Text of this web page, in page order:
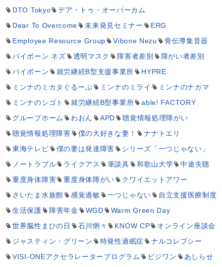
DTO Tokyo
デア・トゥ・オーバーカム
Dear To Overcome
未来発見セミナー
ERG
Employee Resource Group
Vibone Nezu
骨伝導集音器
バイボーン ネズ
透明マスク 障害者差別
障がい者差別
バイボーン
就労継続B型支援事業所
HYPRE
ミンナのミカタぐるーぷ
ミンナのミライ
ミンナのナカマ
ミンナのシゴト
就労継続B型事業所
able! FACTORY
グループホーム
わおん APD
聴覚情報処理障がい
聴覚情報処理障害
僕の大好きな妻！
ナナトエリ
東海テレビ
僕の妻は発達障害
シリーズ「一つじゃない」
ノートラブル
ライクアス 筆談具 和歌山大学
中途失聴
重度身体障害
重度身体障がい
クワイエットアワー
さいたま水族館
感覚過敏 一つじゃない
自立支援医療制度
生活保護
障害年金 WGD
Warm Green Day
世界脳性まひの日
石川悧々 KNOW CP
オンライン座談会
ジャスティン・グリーン
特発性過眠症
ナルコレプシー
VISI-ONEアクセラレータープログラム
ビジワン
あしらせ